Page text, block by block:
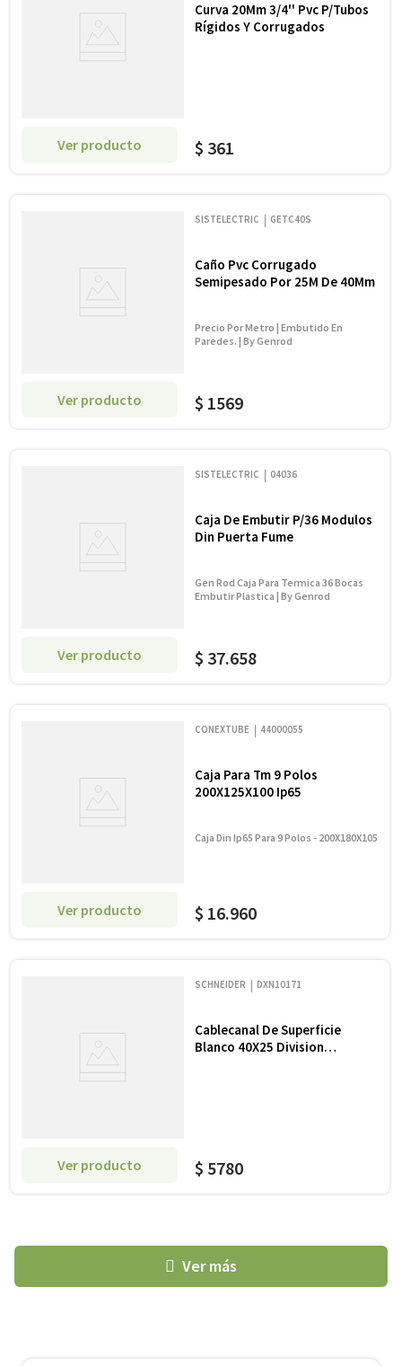
Ver producto
Curva 20Mm 3/4'' Pvc P/Tubos
Rígidos Y Corrugados
$ 361
Ver producto
SISTELECTRIC GETC40S
Caño Pvc Corrugado
Semipesado Por 25M De 40Mm
Precio Por Metro | Embutido En
Paredes. | By Genrod
$ 1569
Ver producto
SISTELECTRIC 04036
Caja De Embutir P/36 Modulos
Din Puerta Fume
Gen Rod Caja Para Termica 36 Bocas
Embutir Plastica | By Genrod
$ 37.658
Ver producto
CONEXTUBE 44000055
Caja Para Tm 9 Polos
200X125X100 Ip65
Caja Din Ip65 Para 9 Polos - 200X180X105
$ 16.960
Ver producto
SCHNEIDER DXN10171
Cablecanal De Superficie
Blanco 40X25 Division
$ 5780